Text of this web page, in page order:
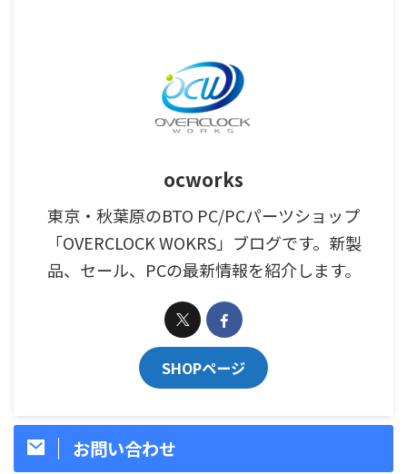
ocworks
東京・秋葉原のBTO PC/PCパーツショップ
「OVERCLOCK WOKRS」ブログです。新製
品、セール、PCの最新情報を紹介します。
SHOPページ
お問い合わせ